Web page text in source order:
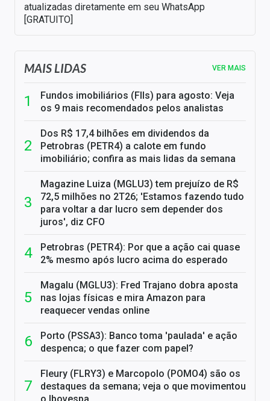
atualizadas diretamente em seu WhatsApp
[GRATUITO]
MAIS LIDAS VER MAIS
Fundos imobiliários (FIIs) para agosto: Veja
os 9 mais recomendados pelos analistas
Dos R$ 17,4 bilhões em dividendos da
Petrobras (PETR4) a calote em fundo
imobiliário; confira as mais lidas da semana
Magazine Luiza (MGLU3) tem prejuízo de R$
72,5 milhões no 2T26; 'Estamos fazendo tudo
para voltar a dar lucro sem depender dos
juros', diz CFO
Petrobras (PETR4): Por que a ação cai quase
2% mesmo após lucro acima do esperado
Magalu (MGLU3): Fred Trajano dobra aposta
nas lojas físicas e mira Amazon para
reaquecer vendas online
Porto (PSSA3): Banco toma 'paulada' e ação
despenca; o que fazer com papel?
Fleury (FLRY3) e Marcopolo (POMO4) são os
destaques da semana; veja o que movimentou